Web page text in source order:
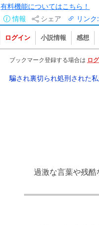
有料機能についてはこちら！
情報
シェア リンク: